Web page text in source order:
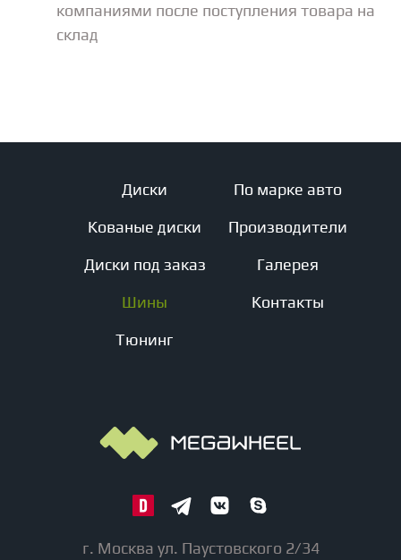
компаниями после поступления товара на
склад
Диски
Кованые диски
Диски под заказ
Шины
Тюнинг
По марке авто
Производители
Галерея
Контакты
г. Москва ул. Паустовского 2/34